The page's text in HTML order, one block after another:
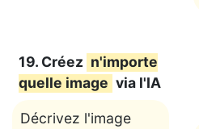
19. Créez n'importe
quelle image via l'IA
Décrivez l'image